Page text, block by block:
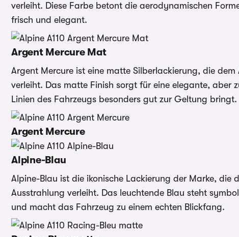
verleiht. Diese Farbe betont die aerodynamischen
frisch und elegant.
Argent Mercure Mat
Argent Mercure ist eine matte Silberlackierung, die
verleiht. Das matte Finish sorgt für eine elegante, aber
Linien des Fahrzeugs besonders gut zur Geltung bringt.
Argent Mercure
Alpine-Blau
Alpine-Blau ist die ikonische Lackierung der Marke, die
Ausstrahlung verleiht. Das leuchtende Blau steht
und macht das Fahrzeug zu einem echten Blickfang.